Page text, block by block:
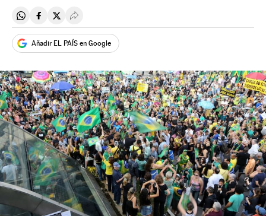
Compartir en Whatsapp
Compartir en Facebook
Compartir en Twitter
Desplegar Redes Sociales
Añadir EL PAÍS en Google